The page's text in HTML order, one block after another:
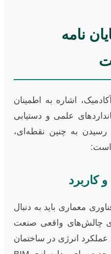
نامه
اشاره به اطمینان
علمی و دستیابی
رسیدن به چنین نقطه‌ای،
است:
کاربرد
معماری باید به دنبال
چالش‌های واقعی صنعت
عملکرد انرژی در ساختمان